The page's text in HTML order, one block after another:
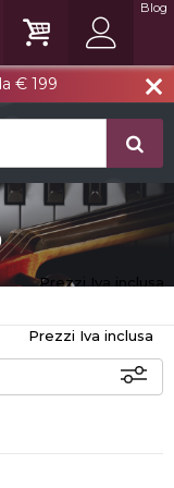
close
€ 199
Blog
Prezzi Iva inclusa
Prezzi Iva inclusa